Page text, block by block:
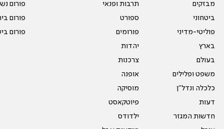
מבזקים
ביטחוני
פוליטי-מדיני
בארץ
בעולם
משפט ופלילים
כלכלה ונדל"ן
דעות
חדשות המגזר
תרבות ופנאי
ספורט
פורומים
יהדות
צרכנות
אופנה
מוסיקה
פיוטקאסט
ילדודס
פורום
פורום
פורום